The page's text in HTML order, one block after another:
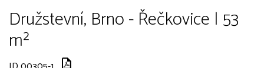
Družstevní, Brno - Řečkovice | 53
m²